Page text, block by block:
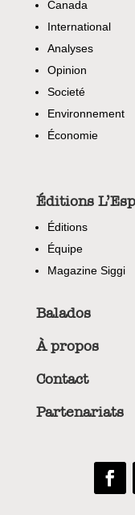
Canada
International
Analyses
Opinion
Societé
Environnement
Économie
Éditions
Éditions
Équipe
Magazine Siggi
Balados
À propos
Contact
Partenariats